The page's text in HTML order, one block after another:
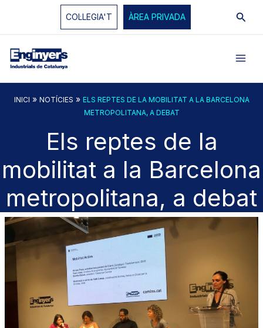
COL·LEGIA'T ÀREA PRIVADA
INICI » NOTÍCIES » ELS REPTES DE LA MOBILITAT A LA BARCELONA
METROPOLITANA, A DEBAT
Els reptes de la
mobilitat a la Barcelona
metropolitana, a debat